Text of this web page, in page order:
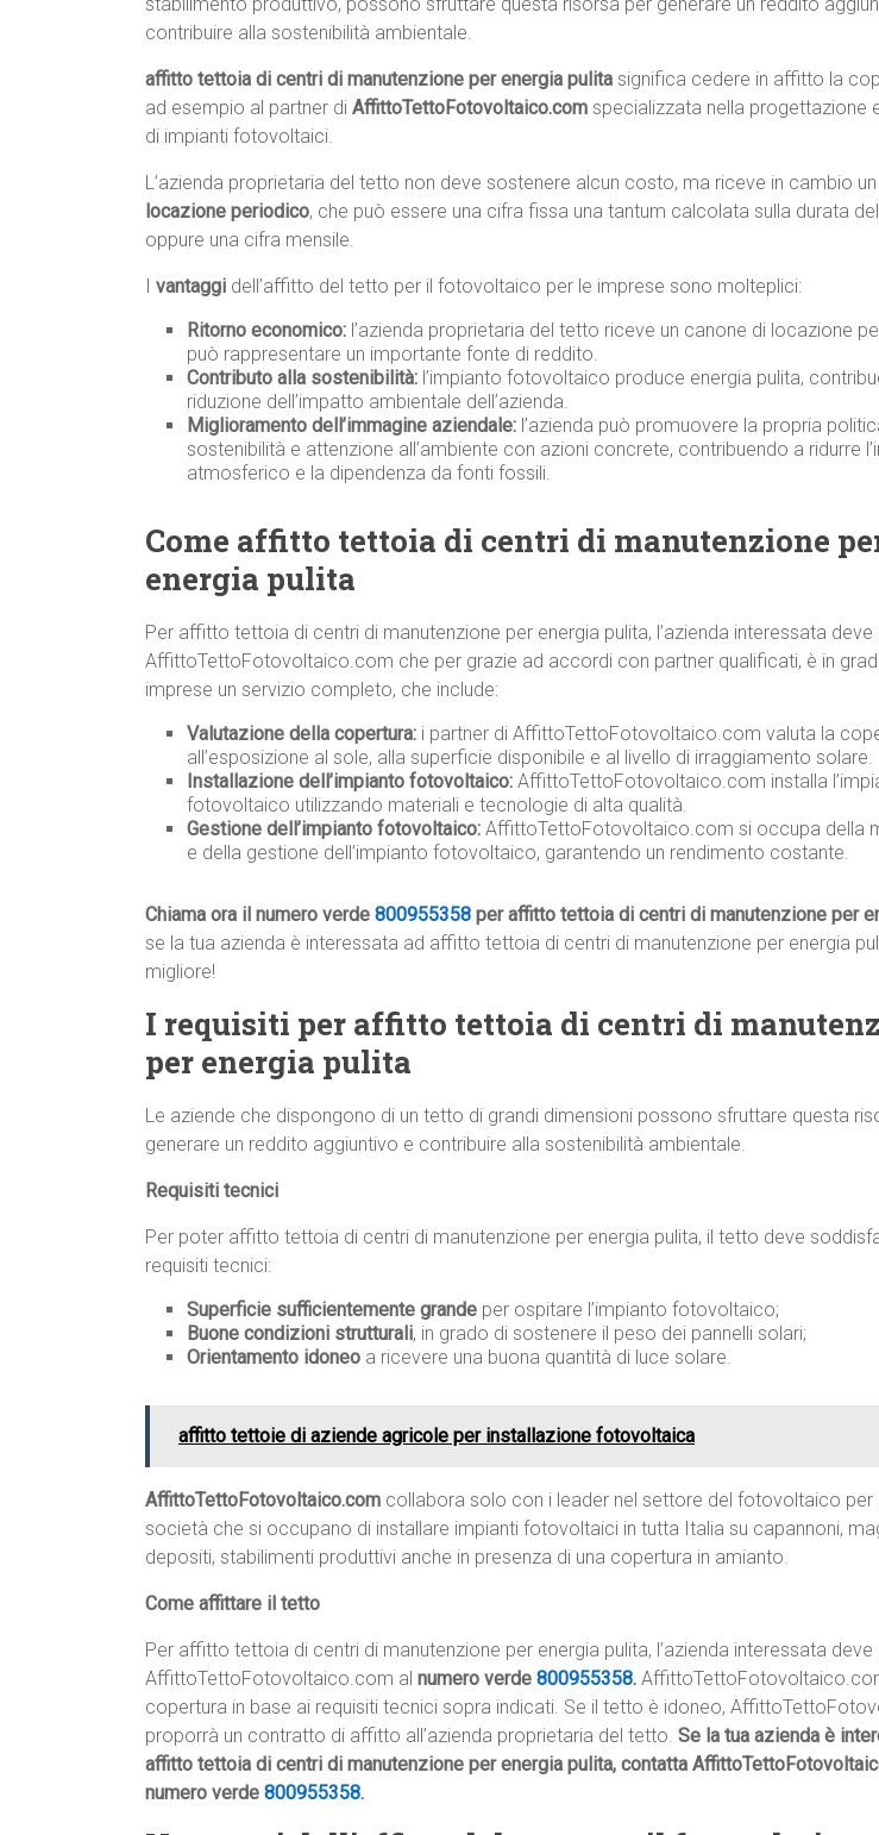
contribuire alla sostenibilità ambientale.
affitto tettoia di centri di manutenzione per energia pulita significa cedere in affitto la
ad esempio al partner di AffittoTettoFotovoltaico.com specializzata nella progettazione
di impianti fotovoltaici.
L’azienda proprietaria del tetto non deve sostenere alcun costo, ma riceve in cambio un
locazione periodico, che può essere una cifra fissa una tantum calcolata sulla durata
oppure una cifra mensile.
vantaggi dell’affitto del tetto per il fotovoltaico per le imprese sono molteplici:
Ritorno economico: l’azienda proprietaria del tetto riceve un canone di locazione
può rappresentare un importante fonte di reddito.
Contributo alla sostenibilità: l’impianto fotovoltaico produce energia pulita,
riduzione dell’impatto ambientale dell’azienda.
Miglioramento dell’immagine aziendale: l’azienda può promuovere la propria
sostenibilità e attenzione all’ambiente con azioni concrete, contribuendo a ridurre
atmosferico e la dipendenza da fonti fossili.
Come affitto tettoia di centri di manutenzione
energia pulita
Per affitto tettoia di centri di manutenzione per energia pulita, l’azienda interessata
AffittoTettoFotovoltaico.com che per grazie ad accordi con partner qualificati, è in
imprese un servizio completo, che include:
Valutazione della copertura: i partner di AffittoTettoFotovoltaico.com valuta la
all’esposizione al sole, alla superficie disponibile e al livello di irraggiamento solare.
Installazione dell’impianto fotovoltaico: AffittoTettoFotovoltaico.com installa
fotovoltaico utilizzando materiali e tecnologie di alta qualità.
Gestione dell’impianto fotovoltaico: AffittoTettoFotovoltaico.com si occupa della
e della gestione dell’impianto fotovoltaico, garantendo un rendimento costante.
Chiama ora il numero verde 800955358 per affitto tettoia di centri di manutenzione per
se la tua azienda è interessata ad affitto tettoia di centri di manutenzione per energia
migliore!
I requisiti per affitto tettoia di centri di
per energia pulita
Le aziende che dispongono di un tetto di grandi dimensioni possono sfruttare questa
generare un reddito aggiuntivo e contribuire alla sostenibilità ambientale.
Requisiti tecnici
Per poter affitto tettoia di centri di manutenzione per energia pulita, il tetto deve
requisiti tecnici:
Superficie sufficientemente grande per ospitare l’impianto fotovoltaico;
Buone condizioni strutturali, in grado di sostenere il peso dei pannelli solari;
Orientamento idoneo a ricevere una buona quantità di luce solare.
affitto tettoie di aziende agricole per installazione fotovoltaica
AffittoTettoFotovoltaico.com collabora solo con i leader nel settore del fotovoltaico per
società che si occupano di installare impianti fotovoltaici in tutta Italia su capannoni,
depositi, stabilimenti produttivi anche in presenza di una copertura in amianto.
Come affittare il tetto
Per affitto tettoia di centri di manutenzione per energia pulita, l’azienda interessata
AffittoTettoFotovoltaico.com al numero verde 800955358.
copertura in base ai requisiti tecnici sopra indicati. Se il tetto è idoneo,
proporrà un contratto di affitto all’azienda proprietaria del tetto. Se la tua azienda è
affitto tettoia di centri di manutenzione per energia pulita, contatta
numero verde 800955358.